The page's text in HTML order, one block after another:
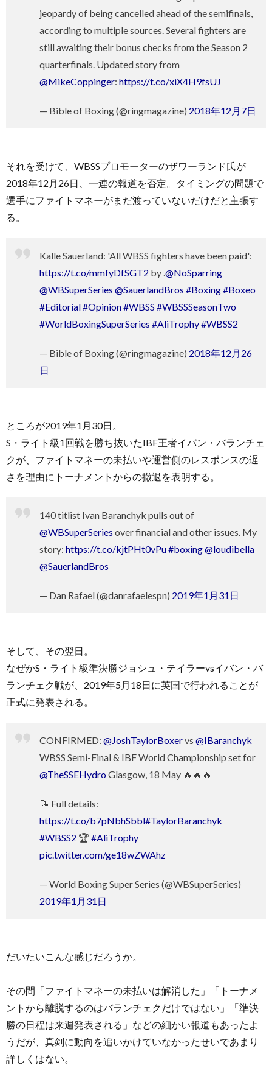
jeopardy of being cancelled ahead of the semifinals,
according to multiple sources. Several fighters are
still awaiting their bonus checks from the Season 2
quarterfinals. Updated story from
@MikeCoppinger: https://t.co/xiX4H9fsUJ
— Bible of Boxing (@ringmagazine) 2018年12月7日
それを受けて、WBSSプロモーターのザワーランド氏が
2018年12月26日、一連の報道を否定。タイミングの問題で
選手にファイトマネーがまだ渡っていないだけだと主張す
る。
Kalle Sauerland: 'All WBSS fighters have been paid':
https://t.co/mmfyDfSGT2 by . @NoSparring
@WBSuperSeries @SauerlandBros #Boxing#Boxeo
#Editorial#Opinion#WBSS #WBSSSeasonTwo
#WorldBoxingSuperSeries #AliTrophy#WBSS2
— Bible of Boxing (@ringmagazine) 2018年12月26
日
ところが2019年1月30日。
S・ライト級1回戦を勝ち抜いたIBF王者イバン・バランチェ
クが、ファイトマネーの未払いや運営側のレスポンスの遅
さを理由にトーナメントからの撤退を表明する。
140 titlist Ivan Baranchyk pulls out of
@WBSuperSeries over financial and other issues. My
story: https://t.co/kjtPHt0vPu#boxing@loudibella
@SauerlandBros
— Dan Rafael (@danrafaelespn) 2019年1月31日
そして、その翌日。
なぜかS・ライト級準決勝ジョシュ・テイラーvsイバン・バ
ランチェク戦が、2019年5月18日に英国で行われることが
正式に発表される。
CONFIRMED: @JoshTaylorBoxervs @IBaranchyk
WBSS Semi-Final & IBF World Championship set for
@TheSSEHydroGlasgow, 18 May 🔥🔥🔥
📝 Full details:
https://t.co/b7pNbhSbbl#TaylorBaranchyk
#WBSS2 🏆 #AliTrophy
pic.twitter.com/ge18wZWAhz
— World Boxing Super Series (@WBSuperSeries)
2019年1月31日
だいたいこんな感じだろうか。
その間「ファイトマネーの未払いは解消した」「トーナメ
ントから離脱するのはバランチェクだけではない」「準決
勝の日程は来週発表される」などの細かい報道もあったよ
うだが、真剣に動向を追いかけていなかったせいであまり
詳しくはない。